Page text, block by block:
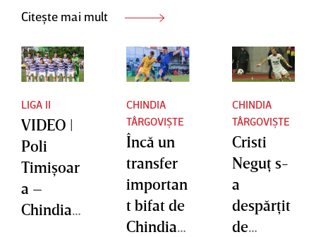
Citește mai mult
LIGA II
VIDEO |
Poli
Timişoar
a –
Chindia
CHINDIA
TÂRGOVIȘTE
Încă un
transfer
importan
t bifat de
Chindia!
CHINDIA
TÂRGOVIȘTE
Cristi
Neguţ s-
a
despărţit
de